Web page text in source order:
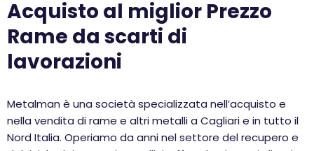
Acquisto al miglior Prezzo
Rame da scarti di
lavorazioni
Metalman è una società specializzata nell’acquisto e
nella vendita di rame e altri metalli a Cagliari e in tutto il
Nord Italia. Operiamo da anni nel settore del recupero e